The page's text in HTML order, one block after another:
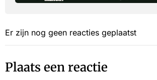
Er zijn nog geen reacties geplaatst
Plaats een reactie